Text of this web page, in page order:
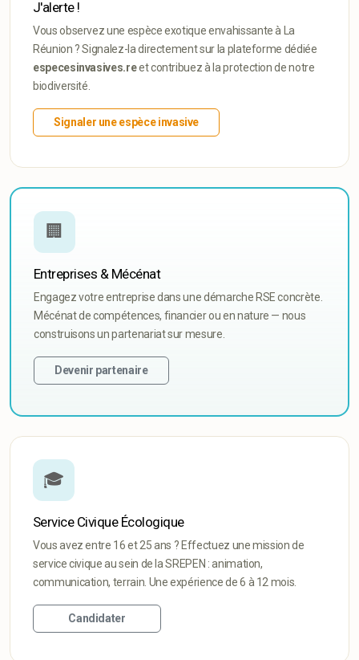
J'alerte !
Vous observez une espèce exotique envahissante à La
Réunion ? Signalez-la directement sur la plateforme dédiée
especesinvasives.reet contribuez à la protection de notre
biodiversité.
Signaler une espèce invasive
🏢
Entreprises & Mécénat
Engagez votre entreprise dans une démarche RSE concrète.
Mécénat de compétences, financier ou en nature — nous
construisons un partenariat sur mesure.
Devenir partenaire
🎓
Service Civique Écologique
Vous avez entre 16 et 25 ans ? Effectuez une mission de
service civique au sein de la SREPEN : animation,
communication, terrain. Une expérience de 6 à 12 mois.
Candidater